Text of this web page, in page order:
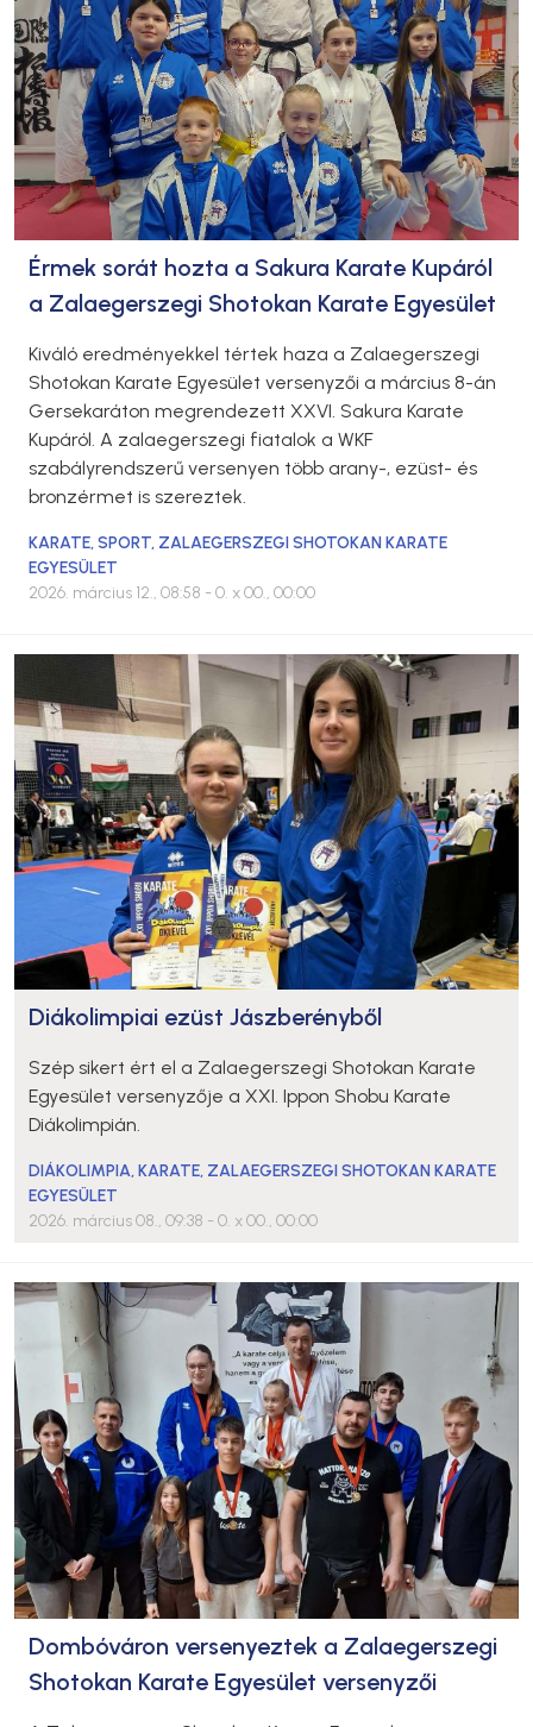
Érmek sorát hozta a Sakura Karate Kupáról
a Zalaegerszegi Shotokan Karate Egyesület
Kiváló eredményekkel tértek haza a Zalaegerszegi
Shotokan Karate Egyesület versenyzői a március 8-án
Gersekaráton megrendezett XXVI. Sakura Karate
Kupáról. A zalaegerszegi fiatalok a WKF
szabályrendszerű versenyen több arany-, ezüst- és
bronzérmet is szereztek.
KARATE,SPORT, ZALAEGERSZEGI SHOTOKAN KARATE
EGYESÜLET
2026. március 12., 08:58 - 0. x 00., 00:00
Diákolimpiai ezüst Jászberényből
Szép sikert ért el a Zalaegerszegi Shotokan Karate
Egyesület versenyzője a XXI. Ippon Shobu Karate
Diákolimpián.
DIÁKOLIMPIA,KARATE, ZALAEGERSZEGI SHOTOKAN KARATE
EGYESÜLET
2026. március 08., 09:38 - 0. x 00., 00:00
Dombóváron versenyeztek a Zalaegerszegi
Shotokan Karate Egyesület versenyzői